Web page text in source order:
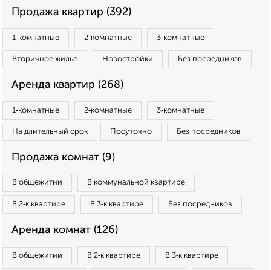
Продажа квартир (392)
1‑комнатные 2‑комнатные 3‑комнатные
Вторичное жилье Новостройки Без посредников
Аренда квартир (268)
1‑комнатные 2‑комнатные 3‑комнатные
На длительный срок Посуточно Без посредников
Продажа комнат (9)
В общежитии В коммунальной квартире
В 2‑к квартире В 3‑к квартире Без посредников
Аренда комнат (126)
В общежитии В 2‑к квартире В 3‑к квартире